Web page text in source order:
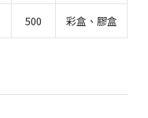
500 彩盒、膠盒